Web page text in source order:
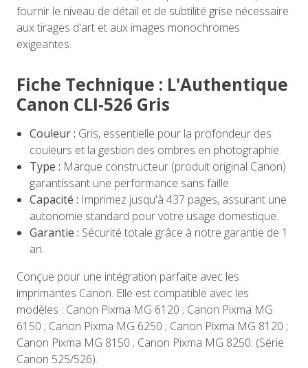
fournir le niveau de détail et de subtilité grise nécessaire
aux tirages d'art et aux images monochromes
exigeantes.
Fiche Technique : L'Authentique
Canon CLI-526 Gris
Couleur : Gris, essentielle pour la profondeur des
couleurs et la gestion des ombres en photographie.
Type : Marque constructeur (produit original Canon)
garantissant une performance sans faille.
Capacité : Imprimez jusqu'à 437 pages, assurant une
autonomie standard pour votre usage domestique.
Garantie : Sécurité totale grâce à notre garantie de 1
an.
Conçue pour une intégration parfaite avec les
imprimantes Canon. Elle est compatible avec les
modèles : Canon Pixma MG 6120 ; Canon Pixma MG
6150 ; Canon Pixma MG 6250 ; Canon Pixma MG 8120 ;
Canon Pixma MG 8150 ; Canon Pixma MG 8250. (Série
Canon 525/526).